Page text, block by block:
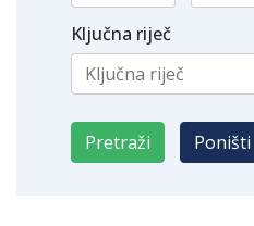
Ključna riječ